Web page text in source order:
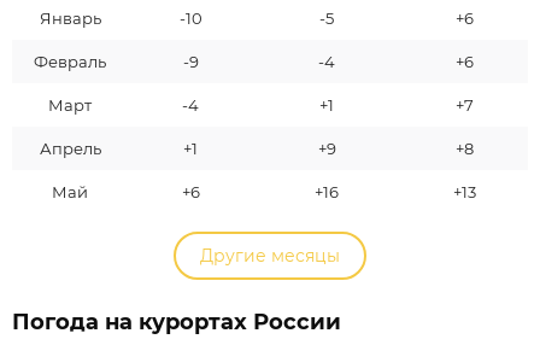
Январь -10 -5 +6
Февраль -9 -4 +6
Март -4 +1 +7
Апрель +1 +9 +8
Май +6 +16 +13
Другие месяцы
Погода на курортах России